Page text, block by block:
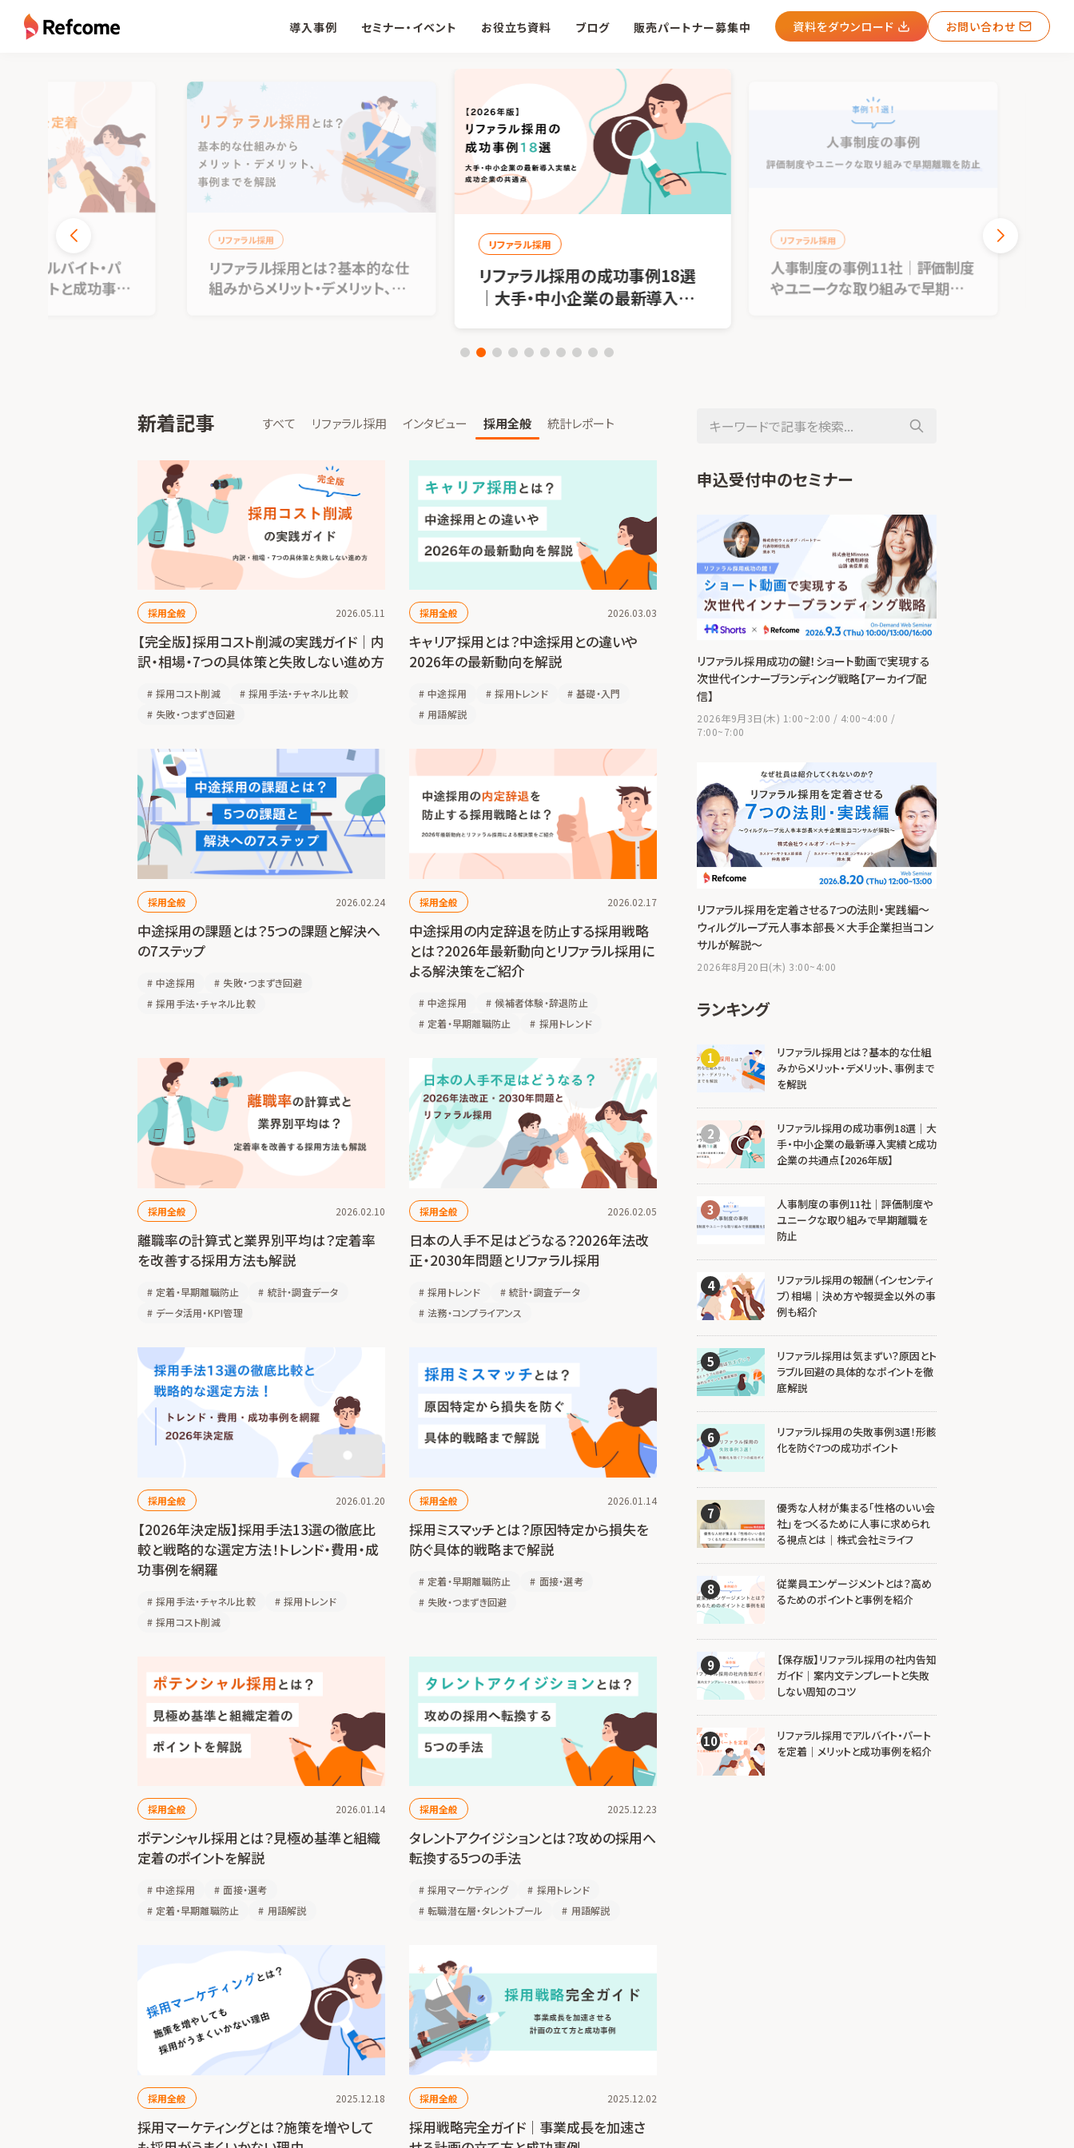
導入事例 セミナー・イベント お役立ち資料 ブログ 販売パートナー募集中 資料をダウンロード お問い合わせ
イト・パ
と成功事例
リファラル採用
リファラル採用とは？基本的な仕
組みからメリット・デメリット、事
リファラル採用
リファラル採用の成功事例18選
｜大手・中小企業の最新導入実
リファラル採用
人事制度の事例11社｜評価制度
やユニークな取り組みで早期離
新着記事 すべて リファラル採用 インタビュー 採用全般 統計レポート
採用全般 2026.05.11
【完全版】採用コスト削減の実践ガイド｜内
訳・相場・7つの具体策と失敗しない進め方
# 採用コスト削減 # 採用手法・チャネル比較
# 失敗・つまずき回避
採用全般 2026.03.03
キャリア採用とは？中途採用との違いや
2026年の最新動向を解説
# 中途採用 # 採用トレンド # 基礎・入門
# 用語解説
採用全般 2026.02.24
中途採用の課題とは？5つの課題と解決へ
の7ステップ
# 中途採用 # 失敗・つまずき回避
# 採用手法・チャネル比較
採用全般 2026.02.17
中途採用の内定辞退を防止する採用戦略
とは？2026年最新動向とリファラル採用に
よる解決策をご紹介
# 中途採用 # 候補者体験・辞退防止
# 定着・早期離職防止 # 採用トレンド
採用全般 2026.02.10
離職率の計算式と業界別平均は？定着率
を改善する採用方法も解説
# 定着・早期離職防止 # 統計・調査データ
# データ活用・KPI管理
採用全般 2026.02.05
日本の人手不足はどうなる？2026年法改
正・2030年問題とリファラル採用
# 採用トレンド # 統計・調査データ
# 法務・コンプライアンス
採用全般 2026.01.20
【2026年決定版】採用手法13選の徹底比
較と戦略的な選定方法！トレンド・費用・成
功事例を網羅
# 採用手法・チャネル比較 # 採用トレンド
# 採用コスト削減
採用全般 2026.01.14
採用ミスマッチとは？原因特定から損失を
防ぐ具体的戦略まで解説
# 定着・早期離職防止 # 面接・選考
# 失敗・つまずき回避
採用全般 2026.01.14
ポテンシャル採用とは？見極め基準と組織
定着のポイントを解説
# 中途採用 # 面接・選考
# 定着・早期離職防止 # 用語解説
採用全般 2025.12.23
タレントアクイジションとは？攻めの採用へ
転換する5つの手法
# 採用マーケティング # 採用トレンド
# 転職潜在層・タレントプール # 用語解説
採用全般 2025.12.18
採用マーケティングとは？施策を増やして
採用全般 2025.12.02
採用戦略完全ガイド｜事業成長を加速さ
申込受付中のセミナー
リファラル採用成功の鍵！ショート動画で実現する
次世代インナーブランディング戦略【アーカイブ配
信】
2026年9月3日(木) 1:00~2:00 / 4:00~4:00 /
7:00~7:00
リファラル採用を定着させる7つの法則・実践編～
ウィルグループ元人事本部長×大手企業担当コン
サルが解説～
2026年8月20日(木) 3:00~4:00
ランキング
1
リファラル採用とは？基本的な仕組
みからメリット・デメリット、事例まで
を解説
2
リファラル採用の成功事例18選｜大
手・中小企業の最新導入実績と成功
企業の共通点【2026年版】
3
人事制度の事例11社｜評価制度や
ユニークな取り組みで早期離職を
防止
4
リファラル採用の報酬（インセンティ
ブ）相場｜決め方や報奨金以外の事
例も紹介
5
リファラル採用は気まずい？原因とト
ラブル回避の具体的なポイントを徹
底解説
6
リファラル採用の失敗事例3選！形骸
化を防ぐ7つの成功ポイント
7
優秀な人材が集まる「性格のいい会
社」をつくるために人事に求められ
る視点とは｜株式会社ミライフ
8
従業員エンゲージメントとは？高め
るためのポイントと事例を紹介
9
【保存版】リファラル採用の社内告知
ガイド｜案内文テンプレートと失敗
しない周知のコツ
10
リファラル採用でアルバイト・パート
を定着｜メリットと成功事例を紹介